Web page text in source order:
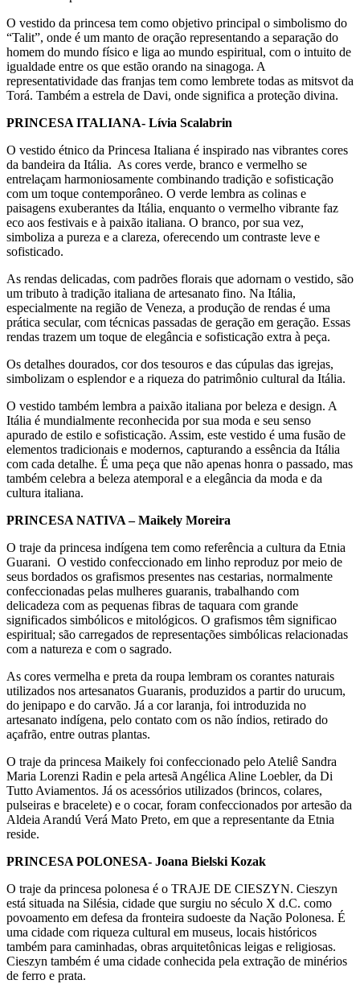
O vestido da princesa tem como objetivo principal o simbolismo do
“Talit”, onde é um manto de oração representando a separação do
homem do mundo físico e liga ao mundo espiritual, com o intuito de
igualdade entre os que estão orando na sinagoga. A
representatividade das franjas tem como lembrete todas as mitsvot da
Torá. Também a estrela de Davi, onde significa a proteção divina.
PRINCESA ITALIANA- Lívia Scalabrin
O vestido étnico da Princesa Italiana é inspirado nas vibrantes cores
da bandeira da Itália. As cores verde, branco e vermelho se
entrelaçam harmoniosamente combinando tradição e sofisticação
com um toque contemporâneo. O verde lembra as colinas e
paisagens exuberantes da Itália, enquanto o vermelho vibrante faz
eco aos festivais e à paixão italiana. O branco, por sua vez,
simboliza a pureza e a clareza, oferecendo um contraste leve e
sofisticado.
As rendas delicadas, com padrões florais que adornam o vestido, são
um tributo à tradição italiana de artesanato fino. Na Itália,
especialmente na região de Veneza, a produção de rendas é uma
prática secular, com técnicas passadas de geração em geração. Essas
rendas trazem um toque de elegância e sofisticação extra à peça.
Os detalhes dourados, cor dos tesouros e das cúpulas das igrejas,
simbolizam o esplendor e a riqueza do patrimônio cultural da Itália.
O vestido também lembra a paixão italiana por beleza e design. A
Itália é mundialmente reconhecida por sua moda e seu senso
apurado de estilo e sofisticação. Assim, este vestido é uma fusão de
elementos tradicionais e modernos, capturando a essência da Itália
com cada detalhe. É uma peça que não apenas honra o passado, mas
também celebra a beleza atemporal e a elegância da moda e da
cultura italiana.
PRINCESA NATIVA – Maikely Moreira
O traje da princesa indígena tem como referência a cultura da Etnia
Guarani. O vestido confeccionado em linho reproduz por meio de
seus bordados os grafismos presentes nas cestarias, normalmente
confeccionadas pelas mulheres guaranis, trabalhando com
delicadeza com as pequenas fibras de taquara com grande
significados simbólicos e mitológicos. O grafismos têm significao
espiritual; são carregados de representações simbólicas relacionadas
com a natureza e com o sagrado.
As cores vermelha e preta da roupa lembram os corantes naturais
utilizados nos artesanatos Guaranis, produzidos a partir do urucum,
do jenipapo e do carvão. Já a cor laranja, foi introduzida no
artesanato indígena, pelo contato com os não índios, retirado do
açafrão, entre outras plantas.
O traje da princesa Maikely foi confeccionado pelo Ateliê Sandra
Maria Lorenzi Radin e pela artesã Angélica Aline Loebler, da Di
Tutto Aviamentos. Já os acessórios utilizados (brincos, colares,
pulseiras e bracelete) e o cocar, foram confeccionados por artesão da
Aldeia Arandú Verá Mato Preto, em que a representante da Etnia
reside.
PRINCESA POLONESA- Joana Bielski Kozak
O traje da princesa polonesa é o TRAJE DE CIESZYN. Cieszyn
está situada na Silésia, cidade que surgiu no século X d.C. como
povoamento em defesa da fronteira sudoeste da Nação Polonesa. É
uma cidade com riqueza cultural em museus, locais históricos
também para caminhadas, obras arquitetônicas leigas e religiosas.
Cieszyn também é uma cidade conhecida pela extração de minérios
de ferro e prata.